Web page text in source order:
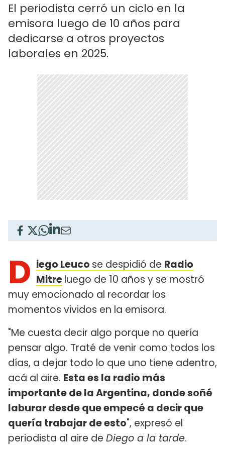
El periodista cerró un ciclo en la
emisora luego de 10 años para
dedicarse a otros proyectos
laborales en 2025.
D iego Leuco se despidió de Radio
Mitreluego de 10 años y se mostró
muy emocionado al recordar los
momentos vividos en la emisora.
"Me cuesta decir algo porque no quería
pensar algo. Traté de venir como todos los
días, a dejar todo lo que uno tiene adentro,
acá al aire. Esta es la radio más
importante de la Argentina, donde soñé
laburar desde que empecé a decir que
quería trabajar de esto", expresó el
periodista al aire de Diego a la tarde.